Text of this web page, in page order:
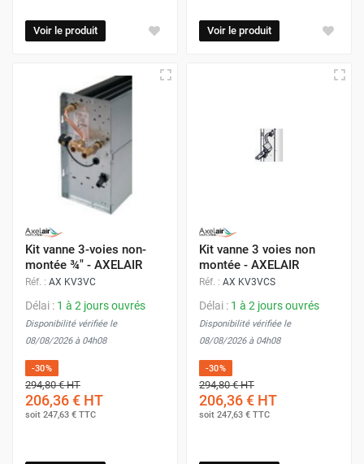
Voir le produit Voir le produit
Kit vanne 3-voies non-
montée ¾" - AXELAIR
Réf. : AX KV3VC
Délai : 1 à 2 jours ouvrés
Disponibilité vérifiée le
08/08/2026 à 04h08
-30%
294,80 €HT
206,36 € HT
soit 247,63 € TTC
Kit vanne 3 voies non
montée - AXELAIR
Réf. : AX KV3VCS
Délai : 1 à 2 jours ouvrés
Disponibilité vérifiée le
08/08/2026 à 04h08
-30%
294,80 €HT
206,36 € HT
soit 247,63 € TTC